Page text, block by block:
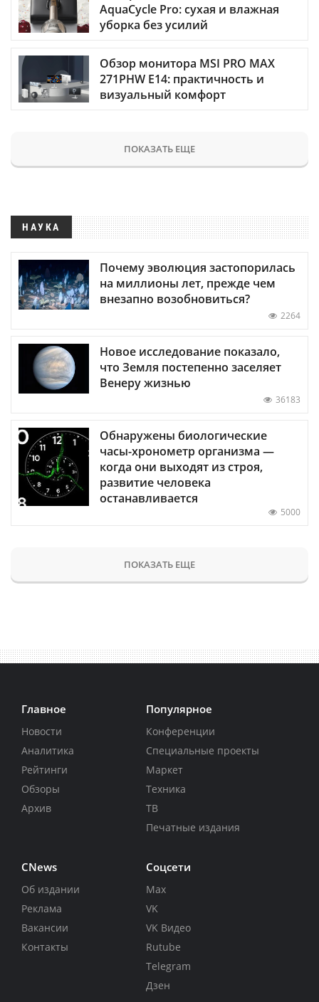
AquaCycle Pro: сухая и влажная
уборка без усилий
Обзор монитора MSI PRO MAX
271PHW E14: практичность и
визуальный комфорт
ПОКАЗАТЬ ЕЩЕ
НАУКА
Почему эволюция застопорилась
на миллионы лет, прежде чем
внезапно возобновиться?
2264
Новое исследование показало,
что Земля постепенно заселяет
Венеру жизнью
36183
Обнаружены биологические
часы-хронометр организма —
когда они выходят из строя,
развитие человека
останавливается
5000
ПОКАЗАТЬ ЕЩЕ
Главное
Новости
Аналитика
Рейтинги
Обзоры
Архив
Популярное
Конференции
Специальные проекты
Маркет
Техника
ТВ
Печатные издания
CNews
Об издании
Реклама
Вакансии
Контакты
Соцсети
Max
VK
VK Видео
Rutube
Telegram
Дзен